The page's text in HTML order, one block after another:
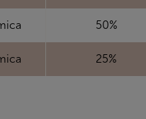
50%
25%